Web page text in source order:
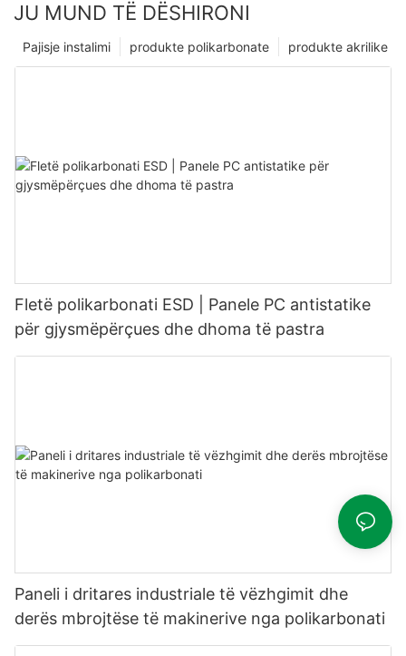
JU MUND TË DËSHIRONI
produkte akrilike
produkte polikarbonate
Pajisje instalimi
Fletë polikarbonati ESD | Panele PC antistatike
për gjysmëpërçues dhe dhoma të pastra
Paneli i dritares industriale të vëzhgimit dhe
derës mbrojtëse të makinerive nga polikarbonati